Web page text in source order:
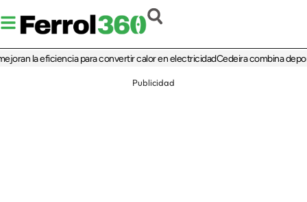
la eficiencia para convertir calor en electricidadCedeira combina deporte,
Publicidad